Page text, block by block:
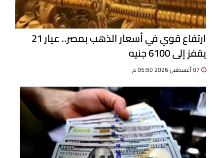
ارتفاع قوي في أسعار الذهب بمصر.. عيار 21
يقفز إلى 6100 جنيه